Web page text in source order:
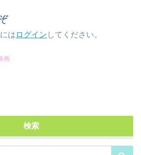
は ログイン してください。
画
検索